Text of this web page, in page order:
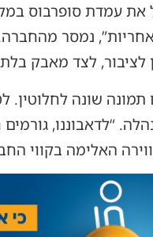
את עמדת סופרבוס
נמסר
לציבור, לצד מאבק
תמונה שונה
“לדאבוננו, גורמים
האלימה בקווי